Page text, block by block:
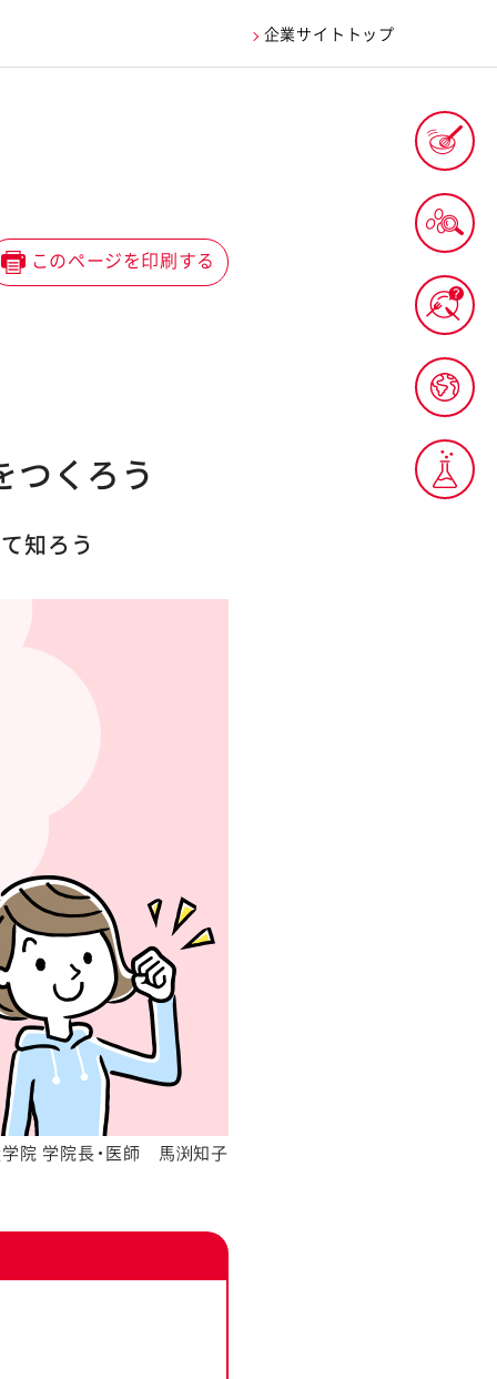
企業サイトトップ
このページを印刷する
つくろう
知ろう
学院 学院長・医師 馬渕知子